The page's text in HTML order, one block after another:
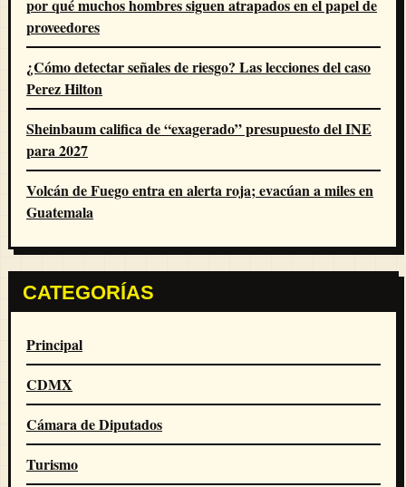
por qué muchos hombres siguen atrapados en el papel de
proveedores
¿Cómo detectar señales de riesgo? Las lecciones del caso
Perez Hilton
Sheinbaum califica de “exagerado” presupuesto del INE
para 2027
Volcán de Fuego entra en alerta roja; evacúan a miles en
Guatemala
CATEGORÍAS
Principal
CDMX
Cámara de Diputados
Turismo